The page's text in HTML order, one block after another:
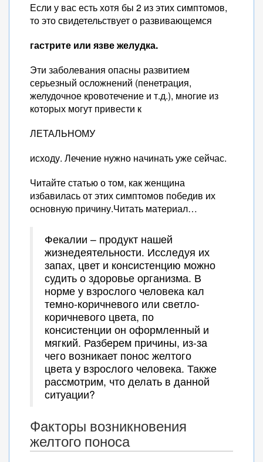
Если у вас есть хотя бы 2 из этих симптомов,
то это свидетельствует о развивающемся
гастрите или язве желудка.
Эти заболевания опасны развитием
серьезный осложнений (пенетрация,
желудочное кровотечение и т.д.), многие из
которых могут привести к
ЛЕТАЛЬНОМУ
исходу. Лечение нужно начинать уже сейчас.
Читайте статью о том, как женщина
избавилась от этих симптомов победив их
основную причину.Читать материал…
Фекалии – продукт нашей
жизнедеятельности. Исследуя их
запах, цвет и консистенцию можно
судить о здоровье организма. В
норме у взрослого человека кал
темно-коричневого или светло-
коричневого цвета, по
консистенции он оформленный и
мягкий. Разберем причины, из-за
чего возникает понос желтого
цвета у взрослого человека. Также
рассмотрим, что делать в данной
ситуации?
Факторы возникновения
желтого поноса